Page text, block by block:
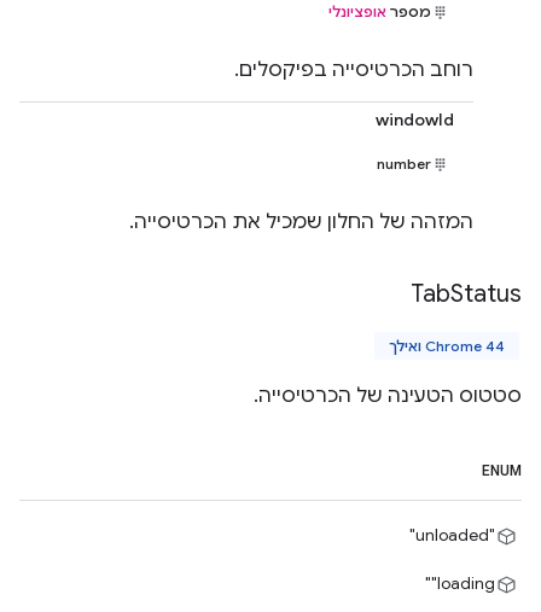
מספר אופציונלי
רוחב הכרטיסייה בפיקסלים.
windowId
number
המזהה של החלון שמכיל את הכרטיסייה.
TabStatus
Chrome 44 ואילך
סטטוס הטעינה של הכרטיסייה.
ENUM
"unloaded"
‎"loading"